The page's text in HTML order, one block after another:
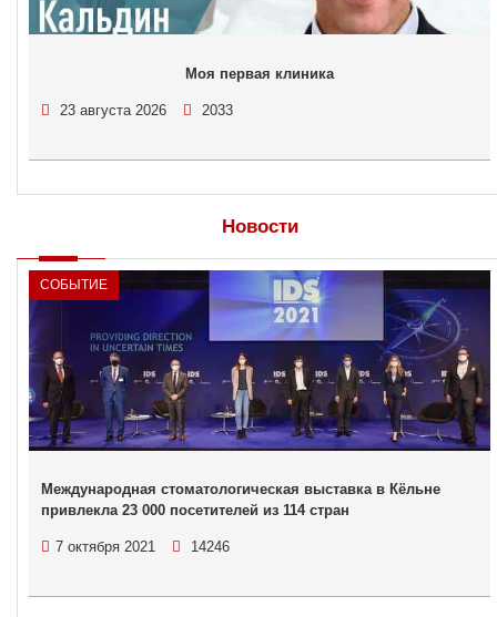
Моя первая клиника
23 августа 2026 2033
Новости
СОБЫТИЕ
Международная стоматологическая выставка в Кёльне
привлекла 23 000 посетителей из 114 стран
7 октября 2021 14246